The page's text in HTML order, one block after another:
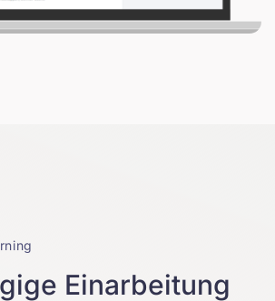
Einarbeitung